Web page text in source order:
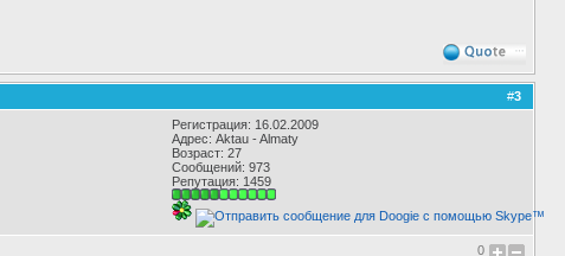
#3
Регистрация: 16.02.2009
Адрес: Aktau - Almaty
Возраст: 27
Сообщений: 973
Репутация: 1459
0